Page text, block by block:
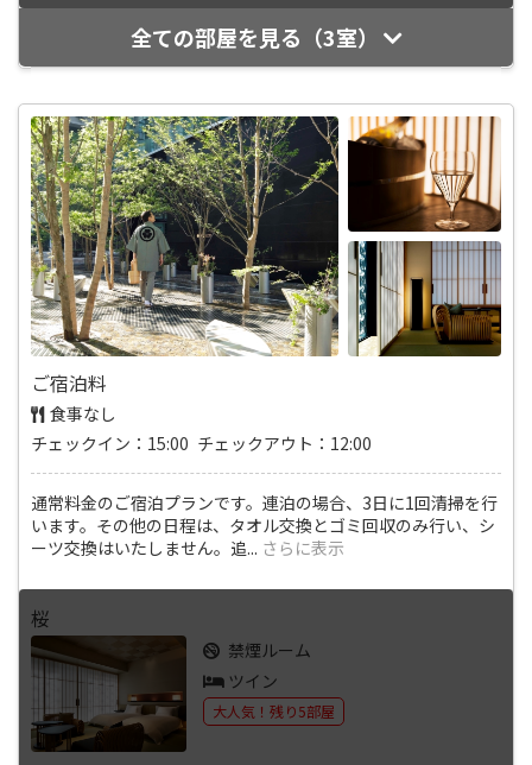
全ての部屋を見る（3室）
ご宿泊料
食事なし
チェックイン：15:00 チェックアウト：12:00
通常料金のご宿泊プランです。連泊の場合、3日に1回清掃を行
います。その他の日程は、タオル交換とゴミ回収のみ行い、シ
ーツ交換はいたしません。追... さらに表示
桜
禁煙ルーム
ツイン
大人気！残り5部屋